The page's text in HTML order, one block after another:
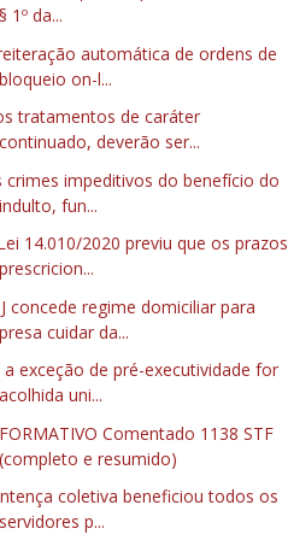
§ 1º da...
automática de ordens de
bloqueio on-l...
tratamentos de caráter
continuado, deverão ser...
crimes impeditivos do benefício do
indulto, fun...
14.010/2020 previu que os prazos
prescricion...
concede regime domiciliar para
presa cuidar da...
a exceção de pré-executividade for
acolhida uni...
Comentado 1138 STF
(completo e resumido)
coletiva beneficiou todos os
servidores p...